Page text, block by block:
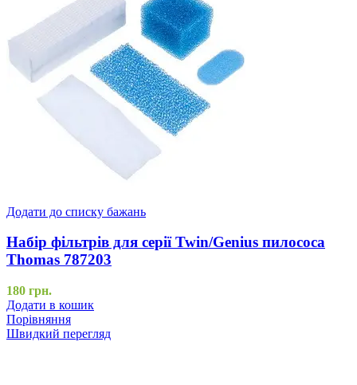
Додати до списку бажань
Набір фільтрів для серії Twin/Genius пилососа
Thomas 787203
180 грн.
Додати в кошик
Порівняння
Швидкий перегляд